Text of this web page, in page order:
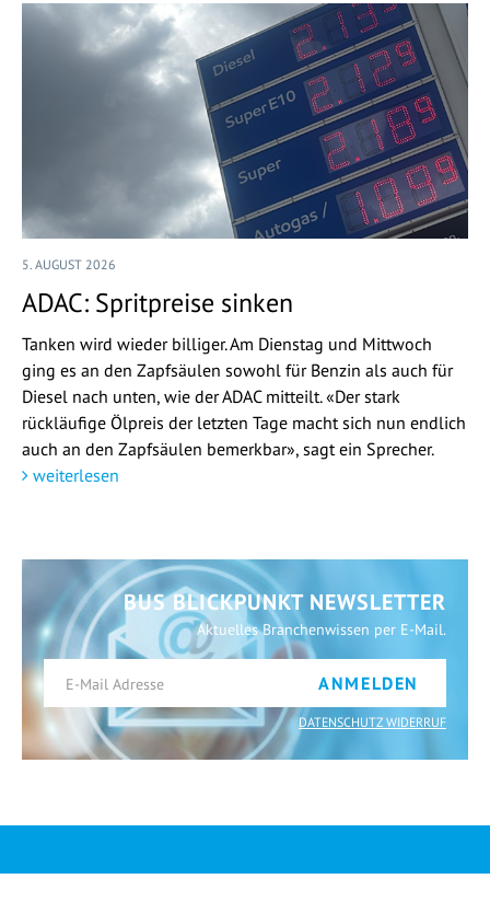
5. AUGUST 2026
ADAC: Spritpreise sinken
Tanken wird wieder billiger. Am Dienstag und Mittwoch
ging es an den Zapfsäulen sowohl für Benzin als auch für
Diesel nach unten, wie der ADAC mitteilt. «Der stark
rückläufige Ölpreis der letzten Tage macht sich nun endlich
auch an den Zapfsäulen bemerkbar», sagt ein Sprecher.
weiterlesen
BUS BLICKPUNKT NEWSLETTER
Aktuelles Branchenwissen per E-Mail.
ANMELDEN
DATENSCHUTZ WIDERRUF